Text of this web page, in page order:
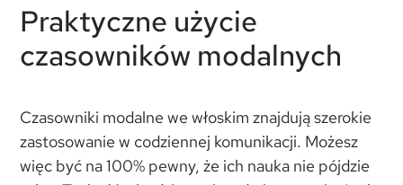
Praktyczne użycie
czasowników modalnych
Czasowniki modalne we włoskim znajdują szerokie
zastosowanie w codziennej komunikacji. Możesz
więc być na 100% pewny, że ich nauka nie pójdzie